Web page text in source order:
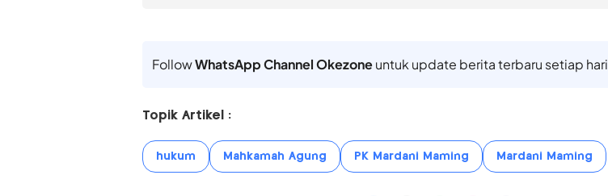
FollowWhatsApp Channel Okezoneuntuk update berita terbaru setiap hari
Topik Artikel :
hukum Mahkamah Agung PK Mardani Maming Mardani Maming